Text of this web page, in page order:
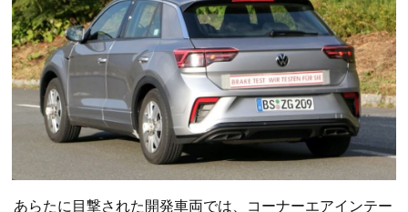
あらたに目撃された開発車両では、コーナーエアインテー